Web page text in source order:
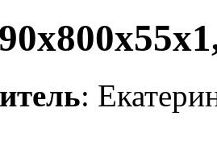
: